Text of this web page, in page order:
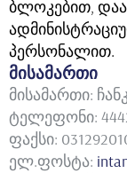
ბლოკებით,
პერსონალით.
მისამართი
მისამართი:
ტელეფონი:
ფაქსი:
ელ.ფოსტა: